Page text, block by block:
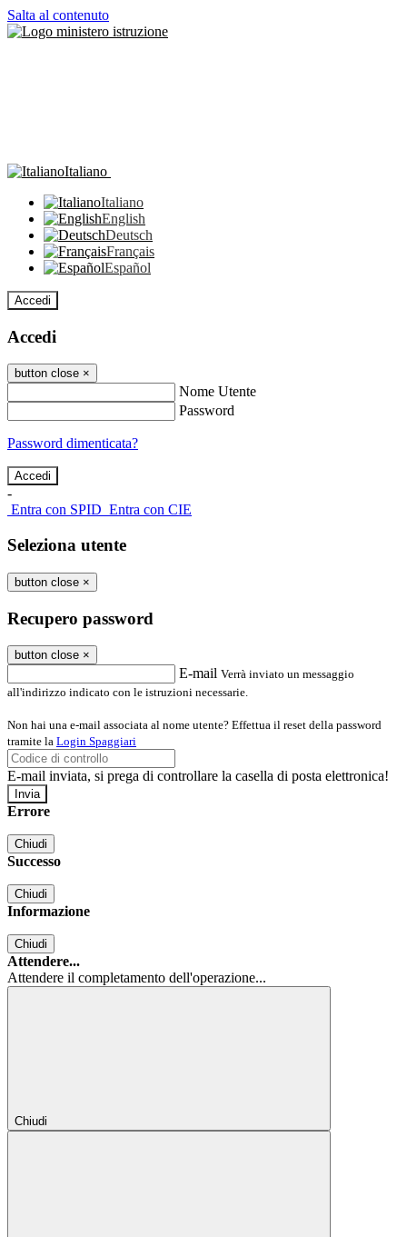
Salta al contenuto
Italiano
Italiano
English
Deutsch
Français
Español
Accedi
Accedi
button close ×
Nome Utente
Password
Password dimenticata?
-
Entra con SPID Entra con CIE
Seleziona utente
button close ×
Recupero password
button close ×
E-mail Verrà inviato un messaggio
all'indirizzo indicato con le istruzioni necessarie.
Non hai una e-mail associata al nome utente? Effettua il reset della password
tramite la Login Spaggiari
E-mail inviata, si prega di controllare la casella di posta elettronica!
Errore
Chiudi
Successo
Chiudi
Informazione
Chiudi
Attendere...
Attendere il completamento dell'operazione...
Chiudi